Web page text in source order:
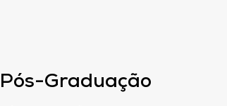
Pós-Graduação